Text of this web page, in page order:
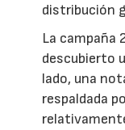
distribución
La campaña
descubierto
lado, una
respaldada